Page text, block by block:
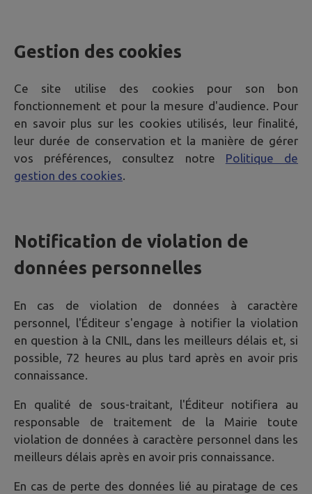
Gestion des cookies
Ce site utilise des cookies pour son bon
fonctionnement et pour la mesure d'audience. Pour
en savoir plus sur les cookies utilisés, leur finalité,
leur durée de conservation et la manière de gérer
vos préférences, consultez notre
Politique de
gestion des cookies.
Notification de violation de
données personnelles
En cas de violation de données à caractère
personnel, l'Éditeur s'engage à notifier la violation
en question à la CNIL, dans les meilleurs délais et, si
possible, 72 heures au plus tard après en avoir pris
connaissance.
En qualité de sous-traitant, l'Éditeur notifiera au
responsable de traitement de la Mairie toute
violation de données à caractère personnel dans les
meilleurs délais après en avoir pris connaissance.
En cas de perte des données lié au piratage de ces